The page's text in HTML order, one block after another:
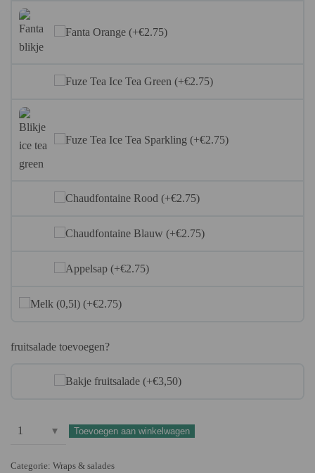
Fanta Orange (+€2.75)
Fuze Tea Ice Tea Green (+€2.75)
Fuze Tea Ice Tea Sparkling (+€2.75)
Chaudfontaine Rood (+€2.75)
Chaudfontaine Blauw (+€2.75)
Appelsap (+€2.75)
Melk (0,5l) (+€2.75)
fruitsalade toevoegen?
Bakje fruitsalade (+€3,50)
Toevoegen aan winkelwagen
Categorie: Wraps & salades